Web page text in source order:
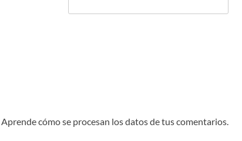
Aprende cómo se procesan los datos de tus comentarios.